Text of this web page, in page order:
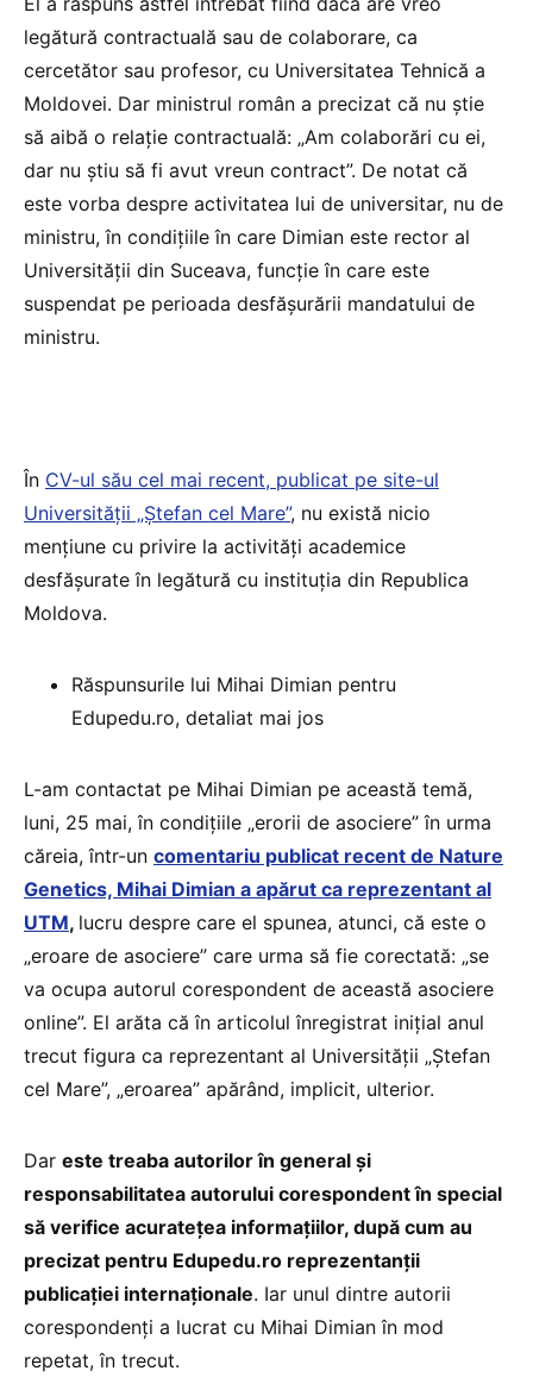
legătură contractuală sau de colaborare, ca
cercetător sau profesor, cu Universitatea Tehnică a
Moldovei. Dar ministrul român a precizat că nu știe
să aibă o relație contractuală: „Am colaborări cu ei,
dar nu știu să fi avut vreun contract”. De notat că
este vorba despre activitatea lui de universitar, nu de
ministru, în condițiile în care Dimian este rector al
Universității din Suceava, funcție în care este
suspendat pe perioada desfășurării mandatului de
ministru.
În CV-ul său cel mai recent, publicat pe site-ul
Universității „Ștefan cel Mare”, nu există nicio
mențiune cu privire la activități academice
desfășurate în legătură cu instituția din Republica
Moldova.
Răspunsurile lui Mihai Dimian pentru
Edupedu.ro, detaliat mai jos
L-am contactat pe Mihai Dimian pe această temă,
luni, 25 mai, în condițiile „erorii de asociere” în urma
căreia, într-un comentariu publicat recent de Nature
Genetics, Mihai Dimian a apărut ca reprezentant al
UTM, lucru despre care el spunea, atunci, că este o
„eroare de asociere” care urma să fie corectată: „se
va ocupa autorul corespondent de această asociere
online”. El arăta că în articolul înregistrat inițial anul
trecut figura ca reprezentant al Universității „Ștefan
cel Mare”, „eroarea” apărând, implicit, ulterior.
Dar este treaba autorilor în general și
responsabilitatea autorului corespondent în special
să verifice acuratețea informațiilor, după cum au
precizat pentru Edupedu.ro reprezentanții
publicației internaționale. Iar unul dintre autorii
corespondenți a lucrat cu Mihai Dimian în mod
repetat, în trecut.